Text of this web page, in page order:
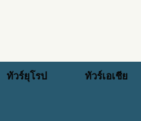
ทัวร์ยุโรป ทัวร์เอเชีย